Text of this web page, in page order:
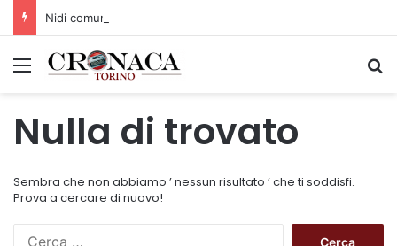
Menu
Nulla di trovato
Sembra che non abbiamo ’ nessun risultato ’ che ti soddisfi.
Prova a cercare di nuovo!